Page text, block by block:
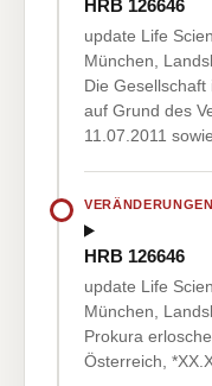
HRB 126646
update Life
München,
Die
auf Grund des
11.07.2011
VERÄNDERUNGEN
HRB 126646
update Life
München,
Prokura
Österreich,